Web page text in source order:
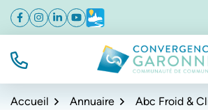
Aller
navigation
Aller
au
Aller
au
de
Facebook
(ouverture dans un nouvel onglet)
Instagram
(ouverture dans un nouvel onglet)
Linkedin
(ouverture dans un nouvel onglet)
YouTube
(ouverture dans un nouvel
Météo
(ouverture dans un
TÉL.
Accueil Annuaire Abc Froid &